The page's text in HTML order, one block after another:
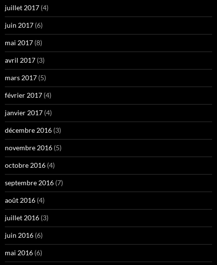
juillet 2017 (4)
juin 2017 (6)
mai 2017 (8)
avril 2017 (3)
mars 2017 (5)
février 2017 (4)
janvier 2017 (4)
décembre 2016 (3)
novembre 2016 (5)
octobre 2016 (4)
septembre 2016 (7)
août 2016 (4)
juillet 2016 (3)
juin 2016 (6)
mai 2016 (6)